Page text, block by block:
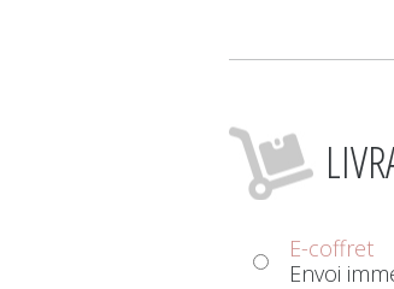
E-coffret
Envoi